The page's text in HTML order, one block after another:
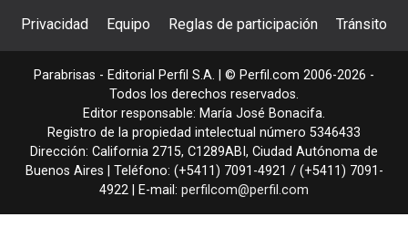
Privacidad Equipo Reglas de participación Tránsito
Parabrisas - Editorial Perfil S.A. | © Perfil.com 2006-2026 -
Todos los derechos reservados.
Editor responsable: María José Bonacifa.
Registro de la propiedad intelectual número 5346433
Dirección: California 2715, C1289ABI , Ciudad Autónoma de
Buenos Aires | Teléfono: (+5411) 7091-4921 / (+5411) 7091-
4922 | E-mail: perfilcom@perfil.com